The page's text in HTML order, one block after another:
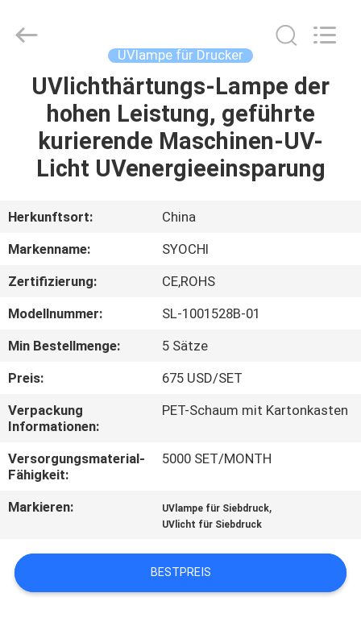
HAUS
PRODUKTE
UNS
AUSFLUG
QUALITÄTSKONTROLLE
TRETEN
SIE
MIT
UNS
IN
NACHRICHTEN
Electronics
UVlampe für Drucker
UVlichthärtungs-Lampe der
hohen Leistung, geführte
kurierende Maschinen-UV-
Licht UVenergieeinsparung
Herkunftsort:
China
Markenname:
SYOCHI
Zertifizierung:
CE,ROHS
Modellnummer:
SL-1001528B-01
Min Bestellmenge:
5 Sätze
Preis:
675 USD/SET
Verpackung
Informationen:
PET-Schaum mit Kartonkasten
Versorgungsmaterial-
Fähigkeit:
5000 SET/MONTH
Markieren: UVlampe für Siebdruck,
UVlicht für Siebdruck
BESTPREIS